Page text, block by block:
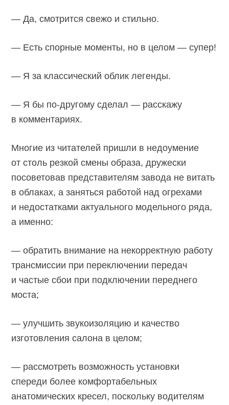
— Да, смотрится свежо и стильно.
— Есть спорные моменты, но в целом — супер!
— Я за классический облик легенды.
— Я бы по-другому сделал — расскажу
в комментариях.
Многие из читателей пришли в недоумение
от столь резкой смены образа, дружески
посоветовав представителям завода не витать
в облаках, а заняться работой над огрехами
и недостатками актуального модельного ряда,
а именно:
— обратить внимание на некорректную работу
трансмиссии при переключении передач
и частые сбои при подключении переднего
моста;
— улучшить звукоизоляцию и качество
изготовления салона в целом;
— рассмотреть возможность установки
спереди более комфортабельных
анатомических кресел, поскольку водителям